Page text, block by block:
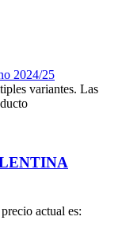
variantes. Las
actual es: